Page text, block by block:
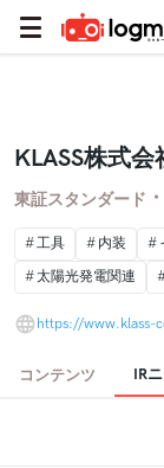
KLASS株式会
東証スタンダード ・
工具 内装
太陽光発電関連
https://www.klass-
コンテンツ IR